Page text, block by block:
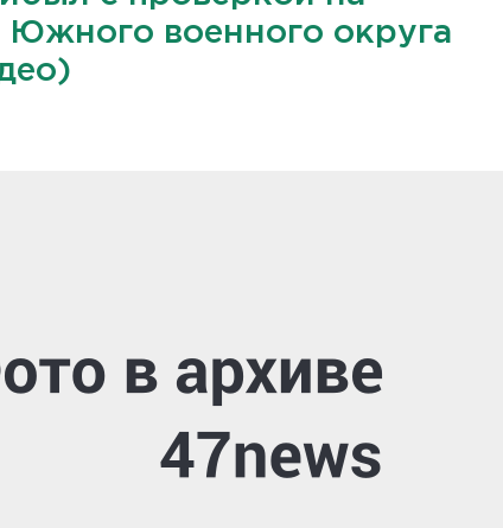
Южного военного округа